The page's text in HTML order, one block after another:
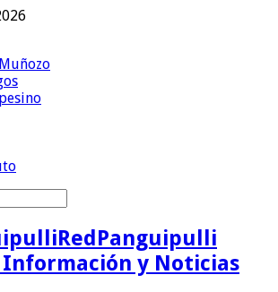
RedPanguipulli
Información y Noticias